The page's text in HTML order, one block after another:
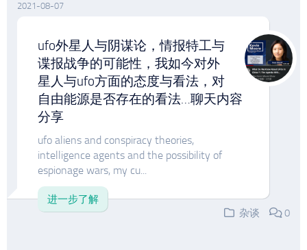
2021-08-07
ufo外星人与阴谋论，情报特工与
谍报战争的可能性，我如今对外
星人与ufo方面的态度与看法，对
自由能源是否存在的看法…聊天内容
分享
ufo aliens and conspiracy theories,
intelligence agents and the possibility of
espionage wars, my cu...
进一步了解
杂谈
0